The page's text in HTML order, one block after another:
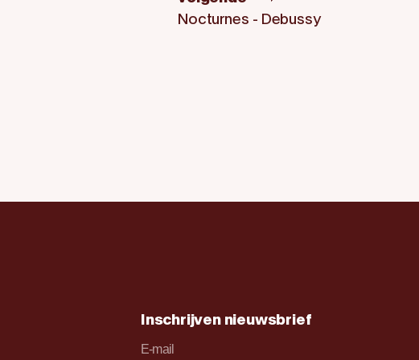
Nocturnes - Debussy
Inschrijven nieuwsbrief